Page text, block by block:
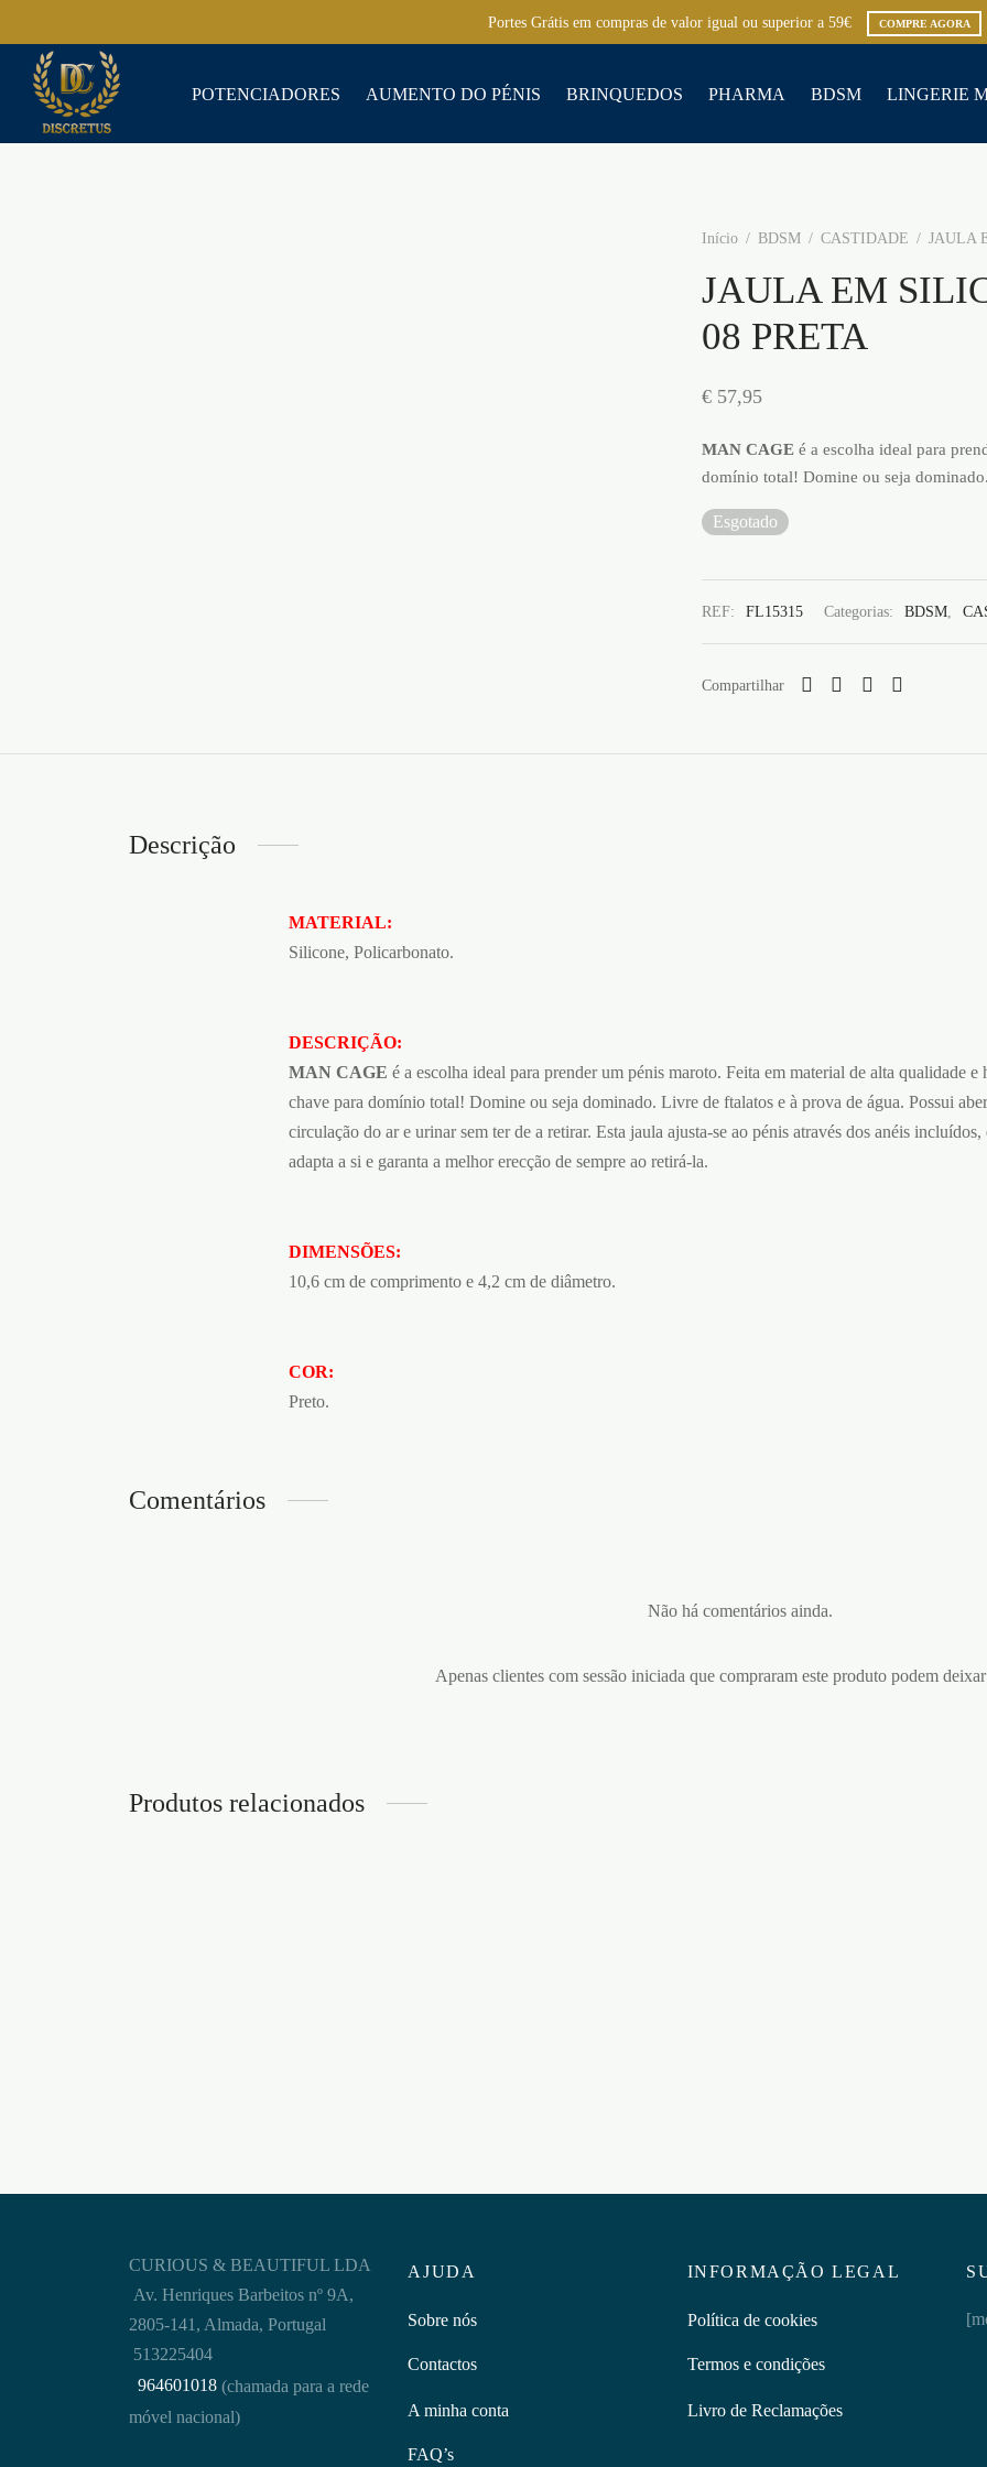
Portes Grátis em compras de valor igual ou superior a 59€ COMPRE AGORA
POTENCIADORES AUMENTO DO PÉNIS BRINQUEDOS PHARMA BDSM LINGERIE
Início / BDSM / CASTIDADE / JAULA
JAULA EM
08 PRETA
€ 57,95
MAN CAGE é a escolha ideal para
domínio total! Domine ou seja dominado.
Esgotado
REF: FL15315 Categorias: BDSM,
Compartilhar
Descrição
MATERIAL:
Silicone, Policarbonato.
DESCRIÇÃO:
MAN CAGE é a escolha ideal para prender um pénis maroto. Feita em material de alta qualidade e
chave para domínio total! Domine ou seja dominado. Livre de ftalatos e à prova de água. Possui
circulação do ar e urinar sem ter de a retirar. Esta jaula ajusta-se ao pénis através dos anéis
adapta a si e garanta a melhor erecção de sempre ao retirá-la.
DIMENSÕES:
10,6 cm de comprimento e 4,2 cm de diâmetro.
COR:
Preto.
Comentários
Não há comentários ainda.
Apenas clientes com sessão iniciada que compraram este produto podem
Produtos relacionados
AJUDA
Sobre nós
Contactos
A minha conta
FAQ’s
INFORMAÇÃO LEGAL
Política de cookies
Termos e condições
Livro de Reclamações
CURIOUS & BEAUTIFUL LDA
Av. Henriques Barbeitos nº 9A,
2805-141, Almada, Portugal
513225404
964601018 (chamada para a rede
móvel nacional)